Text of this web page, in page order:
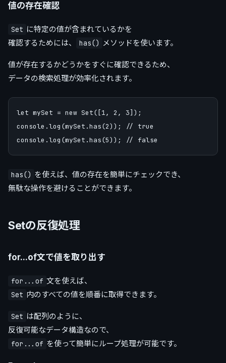
値の存在確認
Set に特定の値が含まれているかを
確認するためには、
has() メソッドを使います。
値が存在するかどうかをすぐに確認できるため、
データの検索処理が効率化されます。
let mySet = new Set([1, 2, 3]);
console.log(mySet.has(2)); // true
has() を使えば、値の存在を簡単にチェックでき、
無駄な操作を避けることができます。
Setの反復処理
for...of文で値を取り出す
for...of 文を使えば、
Set 内のすべての値を順番に取得できます。
Set は配列のように、
反復可能なデータ構造なので、
for...of を使って簡単にループ処理が可能です。